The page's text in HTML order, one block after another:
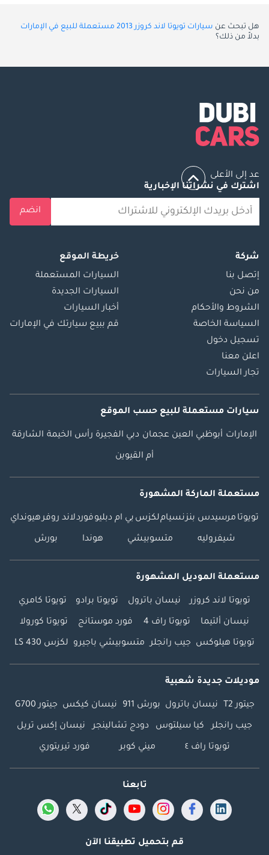
هل تبحث عن سيارات تويوتا لاند كروزر 2013 مستعملة للبيع في الإمارات
بدلاً من ذلك؟
عد إلى الأعلى
اشترك في نشراتنا الإخبارية
انضم
شركة
إتصل بنا
من نحن
الشروط والأحكام
السياسة الخاصة
تسجيل دخول
اعلن معنا
تجار السيارات
خريطة الموقع
السيارات المستعملة
السيارات الجديدة
أخبار السيارات
قم ببيع سيارتك في الإمارات
سيارات مستعملة للبيع حسب الموقع
الإمارات أبوظبي العين عجمان دبي الفجيرة رأس الخيمة الشارقة
أم القيوين
مستعملة الماركة المشهورة
تويوتا مرسيدس بنزنسياملكزس بي ام دبليوفوردلاند روفرهيونداي
شيفروليه متسوبيشي هوندا بورش
مستعملة الموديل المشهورة
تويوتا لاند كروزر نيسان باترول تويوتا برادو تويوتا كامري
نيسان ألتيما تويوتا راف 4 فورد موستانج تويوتا كورولا
تويوتا هيلوكس جيب رانجلر متسوبيشي باجيرو لكزس LS 430
موديلات جديدة شعبية
جيتور T2 نيسان باترول بورش 911 نيسان كيكس جيتور G700
جيب رانجلر كيا سيلتوس دودج تشالينجر نيسان إكس تريل
تويوتا راف ٤ ميني كوبر فورد تيريتوري
تابعنا
قم بتحميل تطبيقنا الآن